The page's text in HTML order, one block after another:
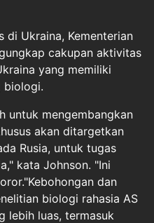
di Ukraina, Kementerian
cakupan aktivitas
yang memiliki
biologi.
untuk mengembangkan
akan ditargetkan
Rusia, untuk tugas
kata Johnson. "Ini
dan
biologi rahasia AS
lebih luas, termasuk